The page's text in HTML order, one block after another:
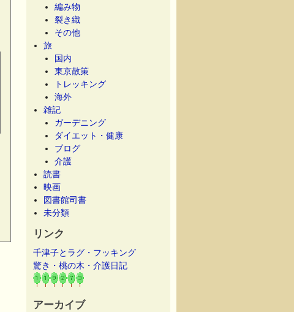
編み物
裂き織
その他
旅
国内
東京散策
トレッキング
海外
雑記
ガーデニング
ダイエット・健康
ブログ
介護
読書
映画
図書館司書
未分類
リンク
千津子とラグ・フッキング
驚き・桃の木・介護日記
アーカイブ